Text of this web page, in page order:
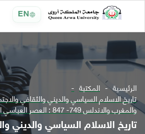
EN
الرئيسية المكتبة
تاريخ الاسلام السياسي والديني والثقافي
والمغرب والاندلس 749- 847 : العصر العباسي الاول " الجزء الثاني
تاريخ الاسلام السياسي والديني